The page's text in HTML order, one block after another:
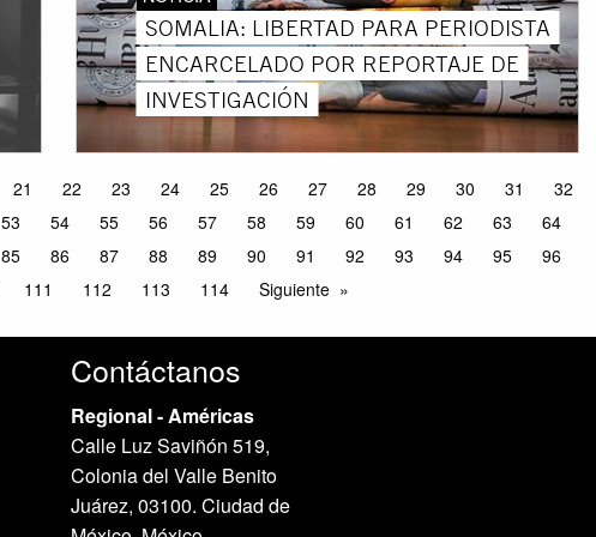
SOMALIA: LIBERTAD PARA PERIODISTA
ENCARCELADO POR REPORTAJE DE
INVESTIGACIÓN
21 22 23 24 25 26 27 28 29 30 31
32
53 54 55 56 57 58 59 60 61 62 63
64
85 86 87 88 89 90 91 92 93 94 95
96
111 112 113 114 Siguiente
Contáctanos
Regional - Américas
Calle Luz Saviñón 519,
Colonia del Valle Benito
Juárez, 03100. Ciudad de